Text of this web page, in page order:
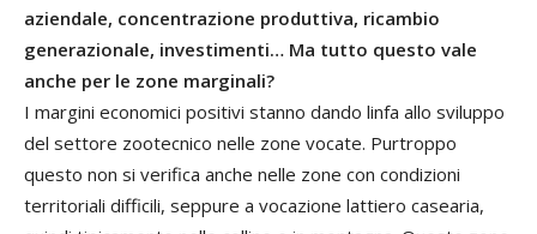
aziendale, concentrazione produttiva, ricambio
generazionale, investimenti… Ma tutto questo vale
anche per le zone marginali?
I margini economici positivi stanno dando linfa allo sviluppo
del settore zootecnico nelle zone vocate. Purtroppo
questo non si verifica anche nelle zone con condizioni
territoriali difficili, seppure a vocazione lattiero casearia,